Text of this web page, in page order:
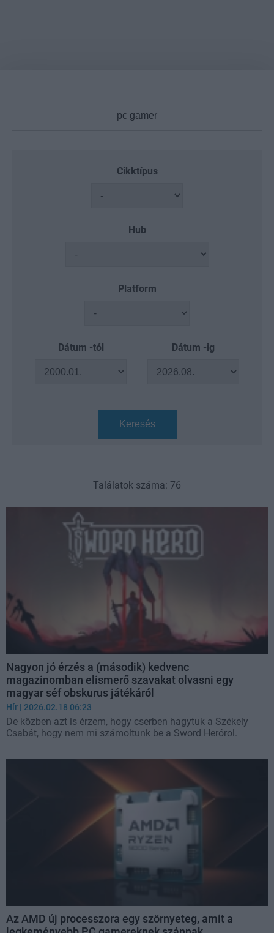
Cikktípus
Hub
Platform
Dátum -tól Dátum -ig
Keresés
Találatok száma: 76
Nagyon jó érzés a (második) kedvenc
magazinomban elismerő szavakat olvasni egy
magyar séf obskurus játékáról
Hír | 2026.02.18 06:23
De közben azt is érzem, hogy cserben hagytuk a Székely
Csabát, hogy nem mi számoltunk be a Sword Herórol.
Az AMD új processzora egy szörnyeteg, amit a